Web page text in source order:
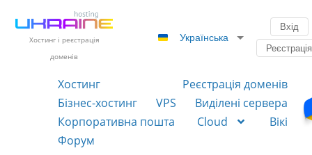
Хостинг і реєстрація
доменів
Українська
Вхід
Реєстрація
Хостинг
Реєстрація доменів
Бізнес-хостинг
VPS
Виділені сервера
Корпоративна пошта
Cloud
Вікі
Форум